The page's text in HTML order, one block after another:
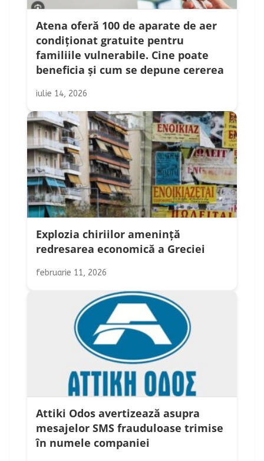
Atena oferă 100 de aparate de aer
condiționat gratuite pentru
familiile vulnerabile. Cine poate
beneficia și cum se depune cererea
iulie 14, 2026
Explozia chiriilor amenință
redresarea economică a Greciei
februarie 11, 2026
Attiki Odos avertizează asupra
mesajelor SMS frauduloase trimise
în numele companiei